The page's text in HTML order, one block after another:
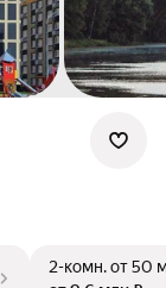
2-комн.от 50